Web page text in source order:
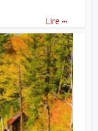
Lire ...